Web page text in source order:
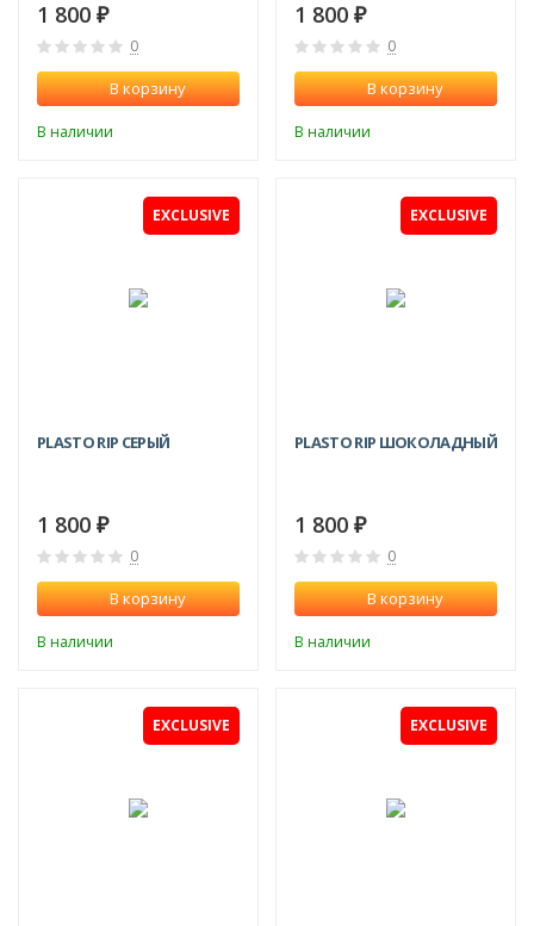
1 800 ₽
0
В корзину
В наличии
1 800 ₽
0
В корзину
В наличии
EXCLUSIVE
PLASTO RIP СЕРЫЙ
1 800 ₽
0
В корзину
В наличии
EXCLUSIVE
PLASTO RIP ШОКОЛАДНЫЙ
1 800 ₽
0
В корзину
В наличии
EXCLUSIVE EXCLUSIVE